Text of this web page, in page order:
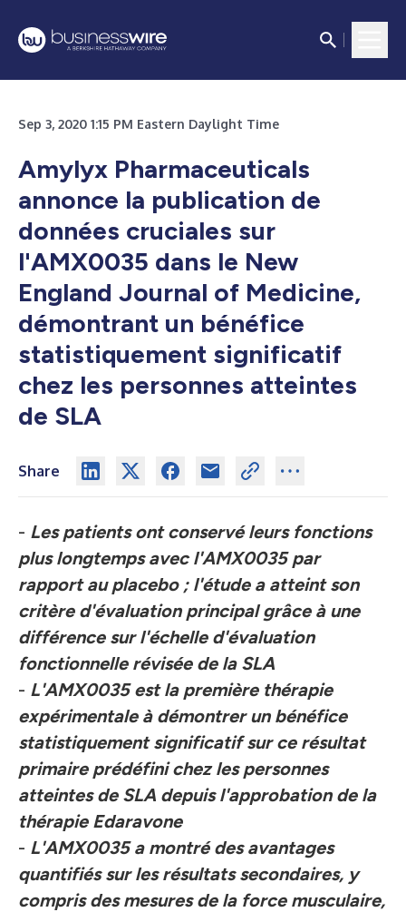
Sep 3, 2020 1:15 PM Eastern Daylight Time
Amylyx Pharmaceuticals
annonce la publication de
données cruciales sur
l'AMX0035 dans le New
England Journal of Medicine,
démontrant un bénéfice
statistiquement significatif
chez les personnes atteintes
de SLA
Share
- Les patients ont conservé leurs fonctions
plus longtemps avec l'AMX0035 par
rapport au placebo ; l'étude a atteint son
critère d'évaluation principal grâce à une
différence sur l'échelle d'évaluation
fonctionnelle révisée de la SLA
- L'AMX0035 est la première thérapie
expérimentale à démontrer un bénéfice
statistiquement significatif sur ce résultat
primaire prédéfini chez les personnes
atteintes de SLA depuis l'approbation de la
thérapie Edaravone
- L'AMX0035 a montré des avantages
quantifiés sur les résultats secondaires, y
compris des mesures de la force musculaire,